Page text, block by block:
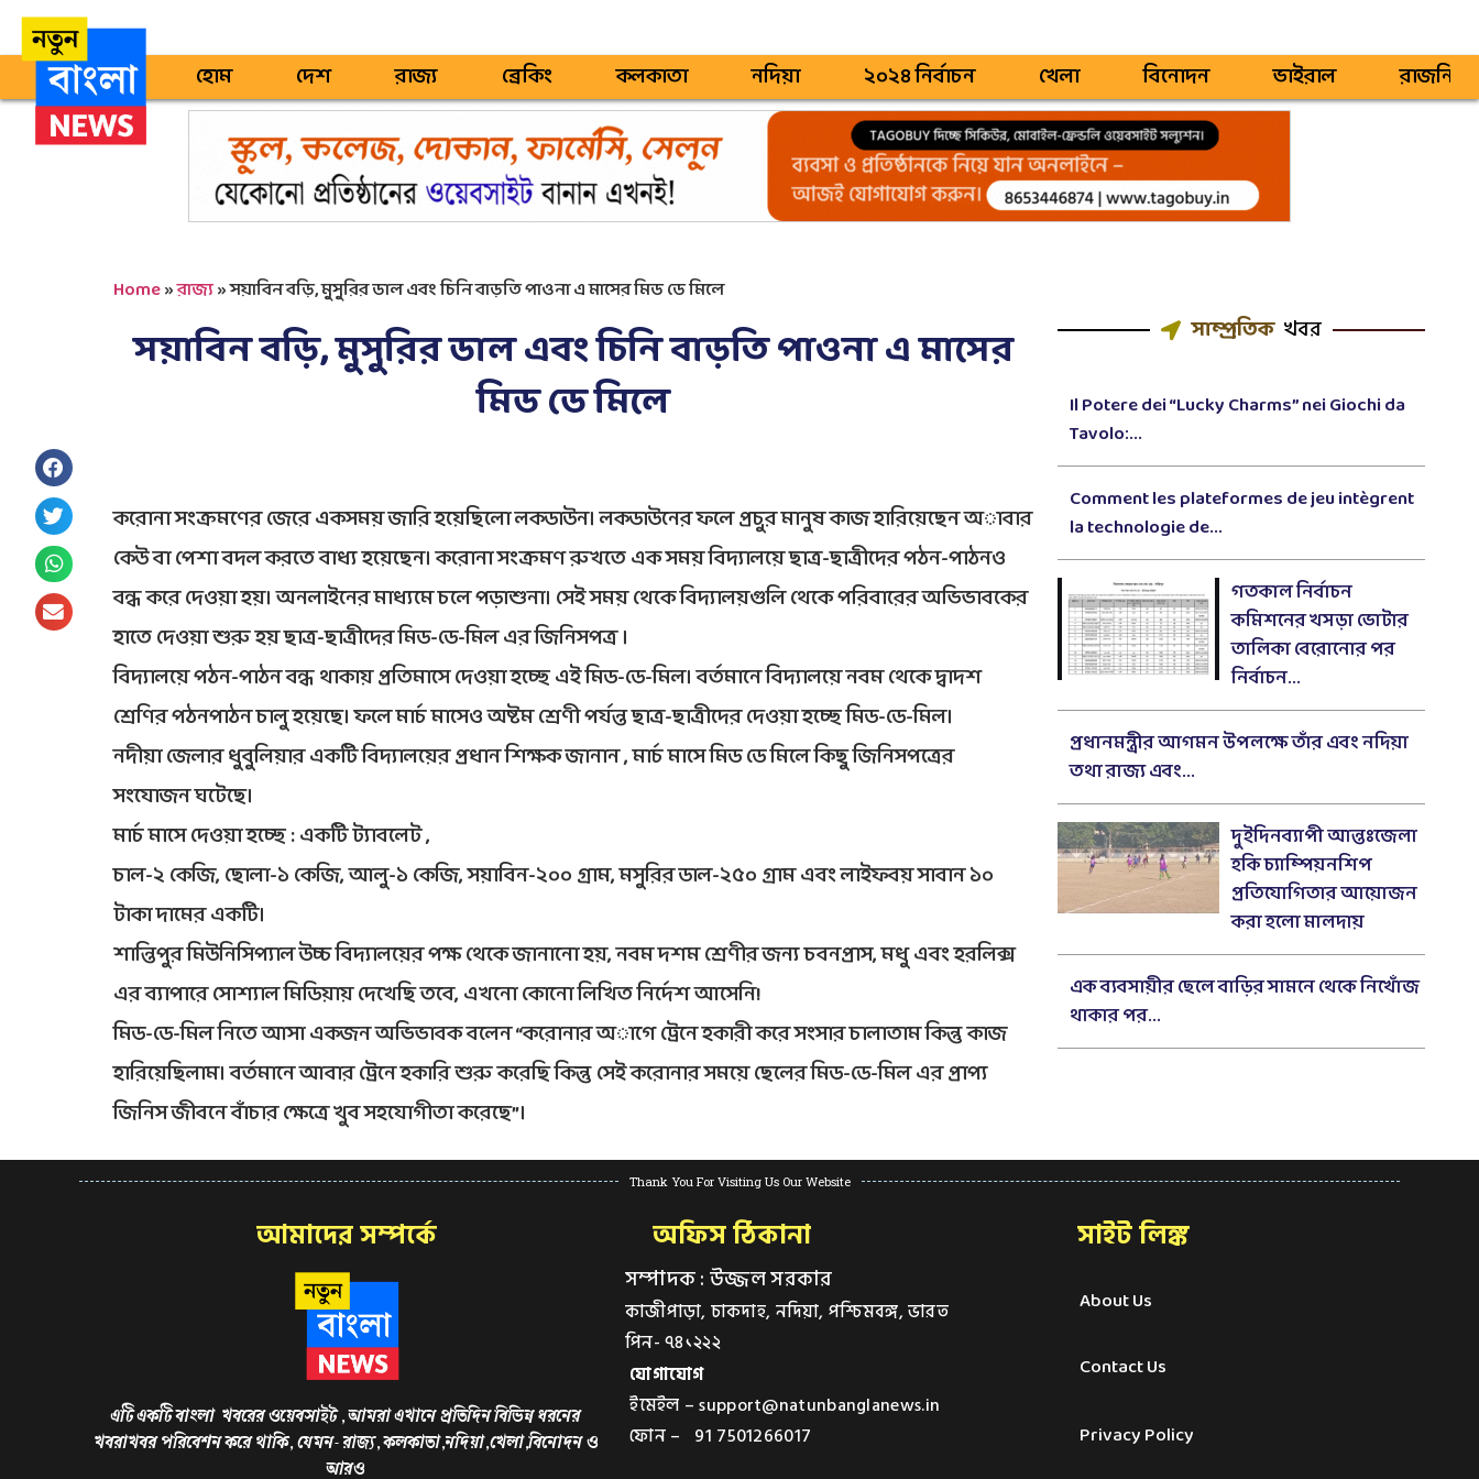
হোম দেশ রাজ্য ব্রেকিং কলকাতা নদিয়া ২০২৪ নির্বাচন খেলা বিনোদন ভাইরাল রাজনিতি
Home»রাজ্য»সয়াবিন বড়ি, মুসুরির ডাল এবং চিনি বাড়তি পাওনা এ মাসের মিড ডে মিলে
সয়াবিন বড়ি, মুসুরির ডাল এবং চিনি বাড়তি পাওনা এ মাসের
মিড ডে মিলে
করোনা সংক্রমণের জেরে একসময় জারি হয়েছিলো লকডাউন। লকডাউনের ফলে প্রচুর মানুষ কাজ হারিয়েছেন অাবার
কেউ বা পেশা বদল করতে বাধ্য হয়েছেন। করোনা সংক্রমণ রুখতে এক সময় বিদ্যালয়ে ছাত্র-ছাত্রীদের পঠন-পাঠনও
বন্ধ করে দেওয়া হয়। অনলাইনের মাধ্যমে চলে পড়াশুনা। সেই সময় থেকে বিদ্যালয়গুলি থেকে পরিবারের অভিভাবকের
হাতে দেওয়া শুরু হয় ছাত্র-ছাত্রীদের মিড-ডে-মিল এর জিনিসপত্র ।
বিদ্যালয়ে পঠন-পাঠন বন্ধ থাকায় প্রতিমাসে দেওয়া হচ্ছে এই মিড-ডে-মিল। বর্তমানে বিদ্যালয়ে নবম থেকে দ্বাদশ
শ্রেণির পঠনপাঠন চালু হয়েছে। ফলে মার্চ মাসেও অষ্টম শ্রেণী পর্যন্ত ছাত্র-ছাত্রীদের দেওয়া হচ্ছে মিড-ডে-মিল।
নদীয়া জেলার ধুবুলিয়ার একটি বিদ্যালয়ের প্রধান শিক্ষক জানান , মার্চ মাসে মিড ডে মিলে কিছু জিনিসপত্রের
সংযোজন ঘটেছে।
মার্চ মাসে দেওয়া হচ্ছে : একটি ট্যাবলেট ,
চাল-২ কেজি, ছোলা-১ কেজি, আলু-১ কেজি, সয়াবিন-২০০ গ্রাম, মসুরির ডাল-২৫০ গ্রাম এবং লাইফবয় সাবান ১০
টাকা দামের একটি।
শান্তিপুর মিউনিসিপ্যাল উচ্চ বিদ্যালয়ের পক্ষ থেকে জানানো হয়, নবম দশম শ্রেণীর জন্য চবনপ্রাস, মধু এবং হরলিক্স
এর ব্যাপারে সোশ্যাল মিডিয়ায় দেখেছি তবে, এখনো কোনো লিখিত নির্দেশ আসেনি!
মিড-ডে-মিল নিতে আসা একজন অভিভাবক বলেন “করোনার অাগে ট্রেনে হকারী করে সংসার চালাতাম কিন্তু কাজ
হারিয়েছিলাম। বর্তমানে আবার ট্রেনে হকারি শুরু করেছি কিন্তু সেই করোনার সময়ে ছেলের মিড-ডে-মিল এর প্রাপ্য
জিনিস জীবনে বাঁচার ক্ষেত্রে খুব সহযোগীতা করেছে”।
সাম্প্রতিক খবর
Il Potere dei “Lucky Charms” nei Giochi da
Tavolo:...
Comment les plateformes de jeu intègrent
la technologie de...
গতকাল নির্বাচন
কমিশনের খসড়া ভোটার
তালিকা বেরোনোর পর
নির্বাচন...
প্রধানমন্ত্রীর আগমন উপলক্ষে তাঁর এবং নদিয়া
তথা রাজ্য এবং...
দুইদিনব্যাপী আন্তঃজেলা
হকি চ্যাম্পিয়নশিপ
প্রতিযোগিতার আয়োজন
করা হলো মালদায়
এক ব্যবসায়ীর ছেলে বাড়ির সামনে থেকে নিখোঁজ
থাকার পর...
Thank You For Visiting Us Our Website
আমাদের সম্পর্কে
এটি একটি বাংলা খবরের ওয়েবসাইট , আমরা এখানে প্রতিদিন বিভিন্ন ধরনের
খবরাখবর পরিবেশন করে থাকি, যেমন- রাজ্য, কলকাতা,নদিয়া,খেলা,বিনোদন ও
আরও
অফিস ঠিকানা
সম্পাদক : উজ্জল সরকার
কাজীপাড়া, চাকদাহ, নদিয়া, পশ্চিমবঙ্গ, ভারত
পিন- ৭৪১২২২
যোগাযোগ
ইমেইল – support@natunbanglanews.in
ফোন – 91 7501266017
সাইট লিঙ্ক
About Us
Contact Us
Privacy Policy